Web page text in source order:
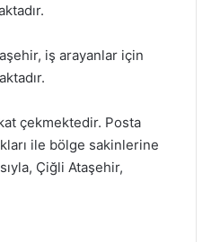
iş arayanlar için
çekmektedir. Posta
ile bölge sakinlerine
Çiğli Ataşehir,